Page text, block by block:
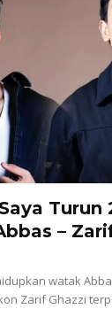
Turun
–
watak
Zarif Ghazzi